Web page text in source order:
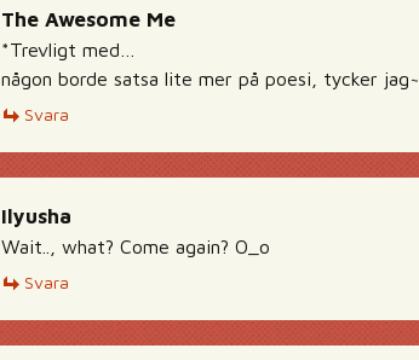
The Awesome Me
*Trevligt med…
någon borde satsa lite mer på poesi, tycker jag~
Svara
Ilyusha
Wait.., what? Come again? O_o
Svara